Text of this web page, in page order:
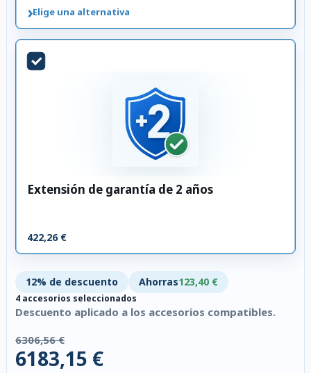
›Elige una alternativa
Extensión de garantía de 2 años
422,26 €
12% de descuento Ahorras123,40 €
4 accesorios seleccionados
Descuento aplicado a los accesorios compatibles.
6306,56 €
6183,15 €